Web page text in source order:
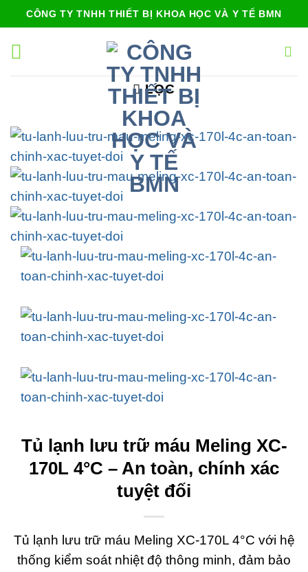
qua
nội
CÔNG TY TNHH THIẾT BỊ KHOA HỌC VÀ Y TẾ BMN
LỌC
Tủ lạnh lưu trữ máu Meling XC-
170L 4°C – An toàn, chính xác
tuyệt đối
Tủ lạnh lưu trữ máu Meling XC-170L 4°C với hệ
thống kiểm soát nhiệt độ thông minh, đảm bảo